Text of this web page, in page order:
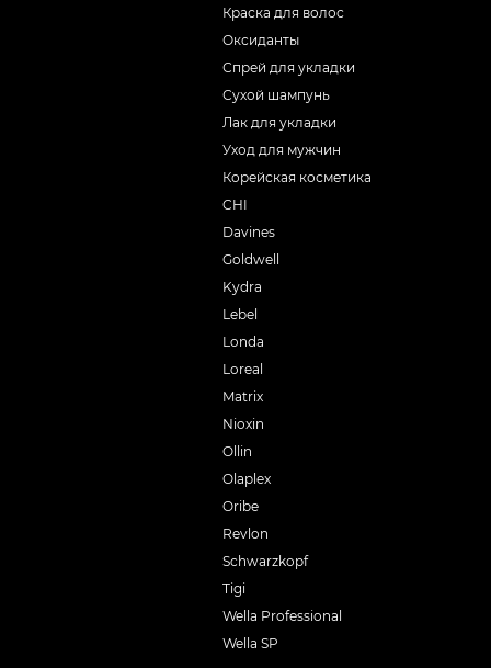
Краска для волос
Оксиданты
Спрей для укладки
Сухой шампунь
Лак для укладки
Уход для мужчин
Корейская косметика
CHI
Davines
Goldwell
Kydra
Lebel
Londa
Loreal
Matrix
Nioxin
Ollin
Olaplex
Oribe
Revlon
Schwarzkopf
Tigi
Wella Professional
Wella SP